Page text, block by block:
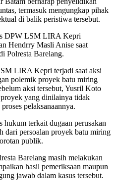
termasuk mengungkap pihak
di balik peristiwa tersebut.
DPW LSM LIRA Kepri
Hendrry Masli Anise saat
Polresta Barelang.
LIRA Kepri terjadi saat aksi
polemik proyek batu miring
aksi tersebut, Yusril Koto
yang dinilainya tidak
pelaksanaannya.
hukum terkait dugaan perusakan
persoalan proyek batu miring
publik.
Barelang masih melakukan
hasil pemeriksaan maupun
jawab dalam kasus tersebut.